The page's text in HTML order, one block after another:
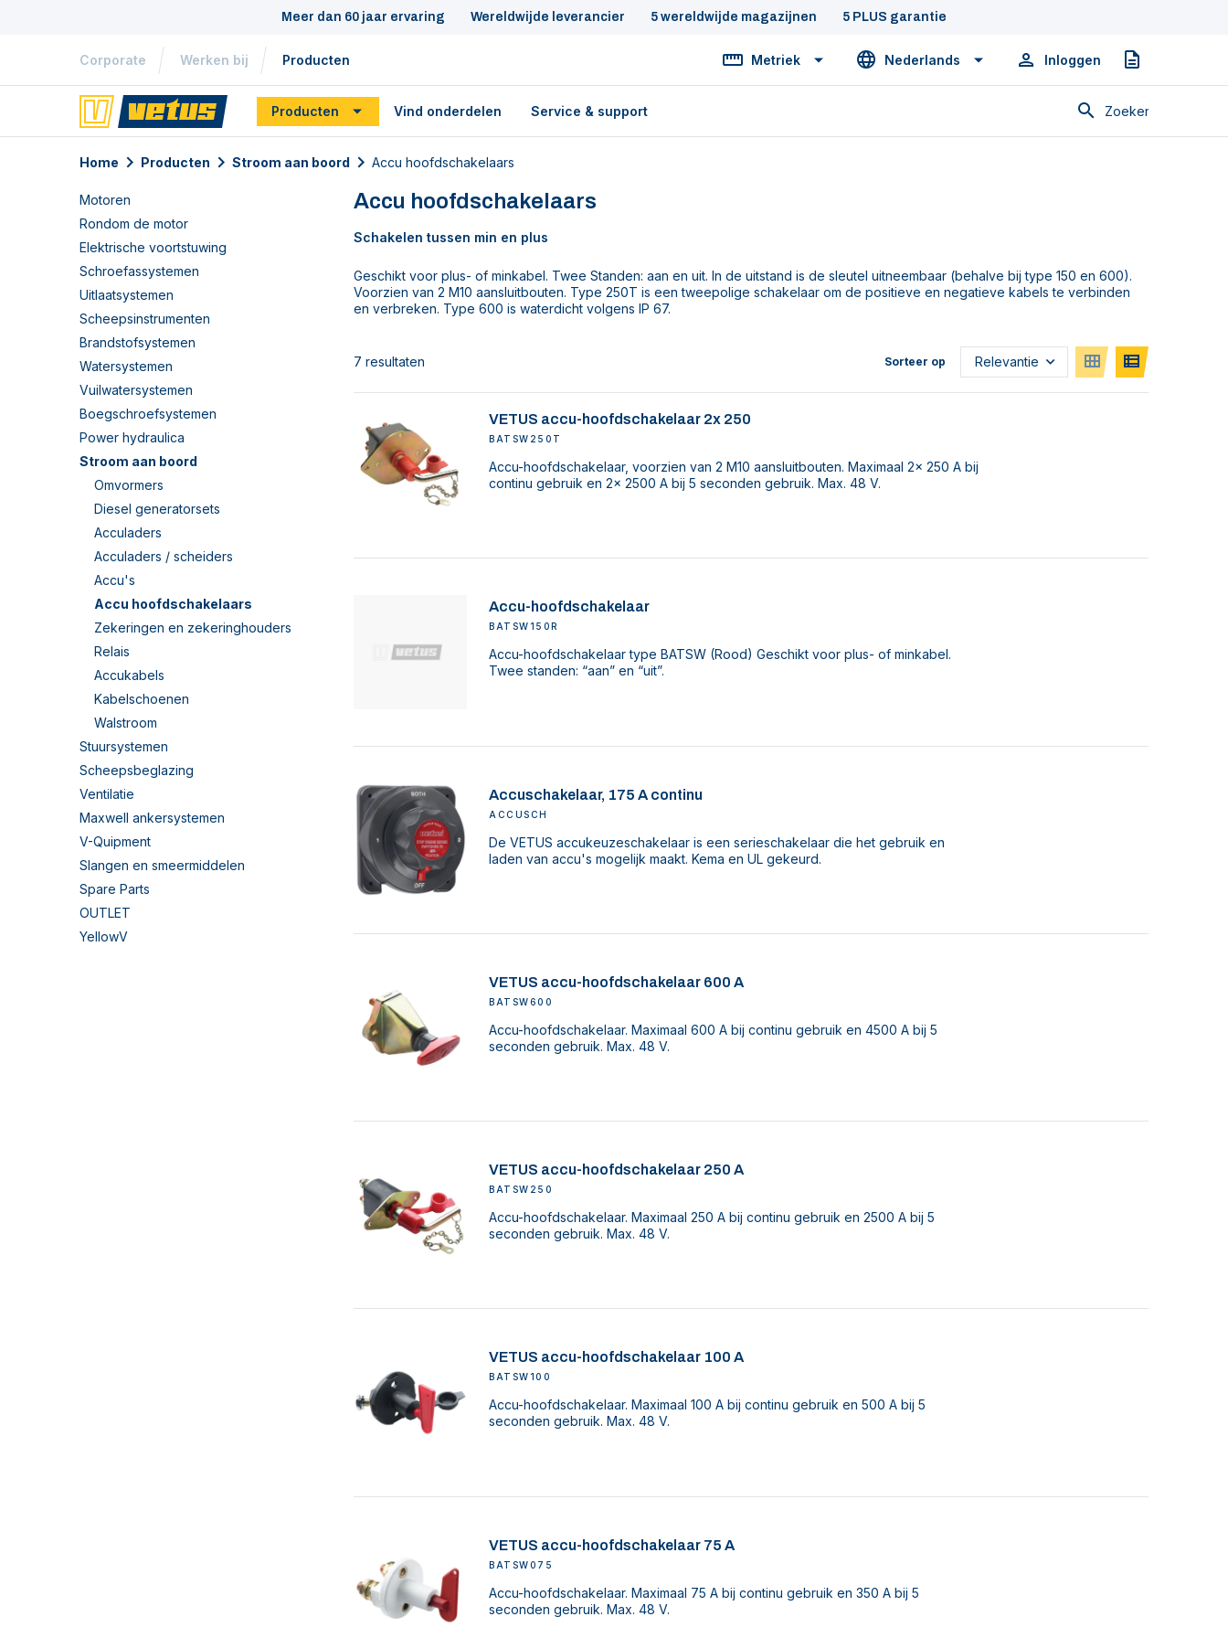
Meer dan 60 jaar ervaring Wereldwijde leverancier 5 wereldwijde magazijnen 5 PLUS garantie
Corporate Werken bij Producten Metriek Nederlands Inloggen Offerte
Producten Vind onderdelen Service & support Zoeken
Home Producten Stroom aan boord Accu hoofdschakelaars
Motoren
Rondom de motor
Elektrische voortstuwing
Schroefassystemen
Uitlaatsystemen
Scheepsinstrumenten
Brandstofsystemen
Watersystemen
Vuilwatersystemen
Boegschroefsystemen
Power hydraulica
Stroom aan boord
Omvormers
Diesel generatorsets
Acculaders
Acculaders / scheiders
Accu's
Accu hoofdschakelaars
Zekeringen en zekeringhouders
Relais
Accukabels
Kabelschoenen
Walstroom
Stuursystemen
Scheepsbeglazing
Ventilatie
Maxwell ankersystemen
V-Quipment
Slangen en smeermiddelen
Spare Parts
OUTLET
YellowV
Accu hoofdschakelaars
Schakelen tussen min en plus
Geschikt voor plus- of minkabel. Twee Standen: aan en uit. In de uitstand is de sleutel uitneembaar (behalve bij type 150 en 600).
Voorzien van 2 M10 aansluitbouten. Type 250T is een tweepolige schakelaar om de positieve en negatieve kabels te verbinden
en verbreken. Type 600 is waterdicht volgens IP 67.
7 resultaten Sorteer op
VETUS accu-hoofdschakelaar 2x 250
BATSW250T
Accu-hoofdschakelaar, voorzien van 2 M10 aansluitbouten. Maximaal 2x 250 A bij
continu gebruik en 2x 2500 A bij 5 seconden gebruik. Max. 48 V.
Accu-hoofdschakelaar
BATSW150R
Accu-hoofdschakelaar type BATSW (Rood) Geschikt voor plus- of minkabel.
Twee standen: “aan” en “uit”.
Accuschakelaar, 175 A continu
ACCUSCH
De VETUS accukeuzeschakelaar is een serieschakelaar die het gebruik en
laden van accu's mogelijk maakt. Kema en UL gekeurd.
VETUS accu-hoofdschakelaar 600 A
BATSW600
Accu-hoofdschakelaar. Maximaal 600 A bij continu gebruik en 4500 A bij 5
seconden gebruik. Max. 48 V.
VETUS accu-hoofdschakelaar 250 A
BATSW250
Accu-hoofdschakelaar. Maximaal 250 A bij continu gebruik en 2500 A bij 5
seconden gebruik. Max. 48 V.
VETUS accu-hoofdschakelaar 100 A
BATSW100
Accu-hoofdschakelaar. Maximaal 100 A bij continu gebruik en 500 A bij 5
seconden gebruik. Max. 48 V.
VETUS accu-hoofdschakelaar 75 A
BATSW075
Accu-hoofdschakelaar. Maximaal 75 A bij continu gebruik en 350 A bij 5
seconden gebruik. Max. 48 V.